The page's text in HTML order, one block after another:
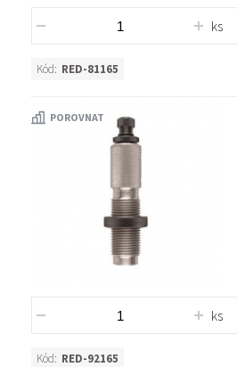
ks
Kód: RED-81165
POROVNAT
ks
Kód: RED-92165